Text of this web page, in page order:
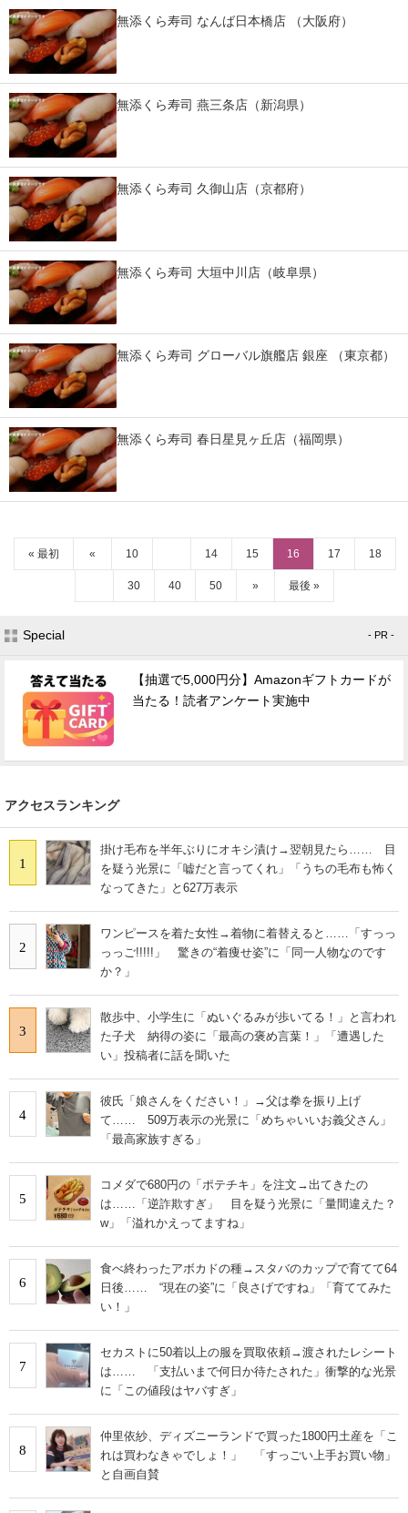
無添くら寿司 なんば日本橋店 （大阪府）
無添くら寿司 燕三条店（新潟県）
無添くら寿司 久御山店（京都府）
無添くら寿司 大垣中川店（岐阜県）
無添くら寿司 グローバル旗艦店 銀座 （東京都）
無添くら寿司 春日星見ヶ丘店（福岡県）
« 最初 « 10 14 15 16 17 18
30 40 50 » 最後 »
Special - PR -
【抽選で5,000円分】Amazonギフトカードが
当たる！読者アンケート実施中
アクセスランキング
1
掛け毛布を半年ぶりにオキシ漬け→翌朝見たら…… 目
を疑う光景に「嘘だと言ってくれ」「うちの毛布も怖く
なってきた」と627万表示
2
ワンピースを着た女性→着物に着替えると……「すっっ
っっご!!!!!」 驚きの“着痩せ姿”に「同一人物なのです
か？」
3
散歩中、小学生に「ぬいぐるみが歩いてる！」と言われ
た子犬 納得の姿に「最高の褒め言葉！」「遭遇した
い」投稿者に話を聞いた
4
彼氏「娘さんをください！」→父は拳を振り上げ
て…… 509万表示の光景に「めちゃいいお義父さん」
「最高家族すぎる」
5
コメダで680円の「ポテチキ」を注文→出てきたの
は……「逆詐欺すぎ」 目を疑う光景に「量間違えた？
w」「溢れかえってますね」
6
食べ終わったアボカドの種→スタバのカップで育てて64
日後…… “現在の姿”に「良さげですね」「育ててみた
い！」
7
セカストに50着以上の服を買取依頼→渡されたレシート
は…… 「支払いまで何日か待たされた」衝撃的な光景
に「この値段はヤバすぎ」
8
仲里依紗、ディズニーランドで買った1800円土産を「こ
れは買わなきゃでしょ！」 「すっごい上手お買い物」
と自画自賛